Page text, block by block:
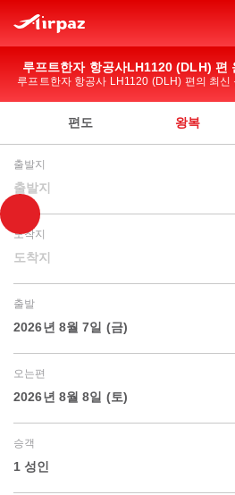
루프트한자 항공사LH1120 (DLH) 편
루프트한자 항공사 LH1120 (DLH) 편의 최
편도 왕복
출발지
출발지
도착지
도착지
출발
2026년 8월 7일 (금)
오는편
2026년 8월 8일 (토)
승객
1 성인